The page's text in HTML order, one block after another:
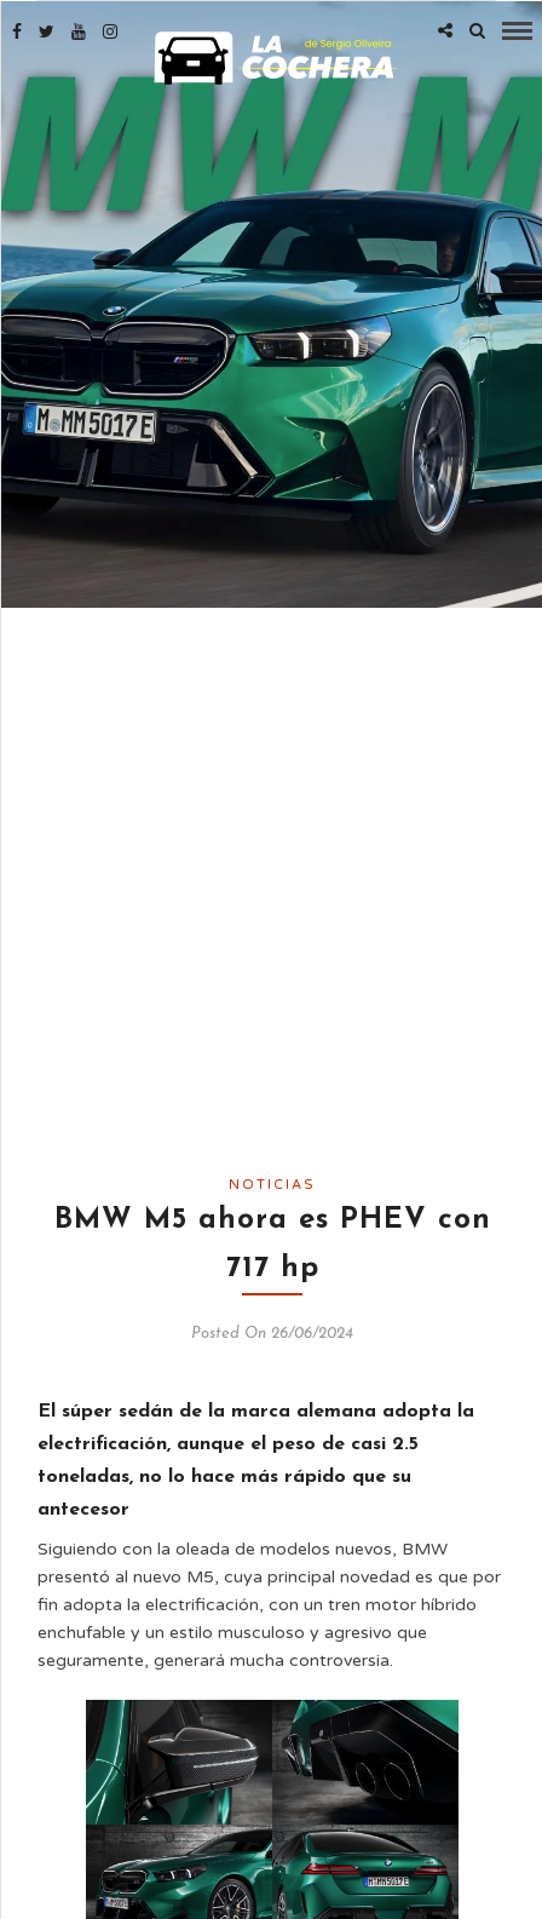
NOTICIAS
BMW M5 ahora es PHEV con
717 hp
Posted On 26/06/2024
El súper sedán de la marca alemana adopta la
electrificación, aunque el peso de casi 2.5
toneladas, no lo hace más rápido que su
antecesor
Siguiendo con la oleada de modelos nuevos, BMW
presentó al nuevo M5, cuya principal novedad es que por
fin adopta la electrificación, con un tren motor híbrido
enchufable y un estilo musculoso y agresivo que
seguramente, generará mucha controversia.